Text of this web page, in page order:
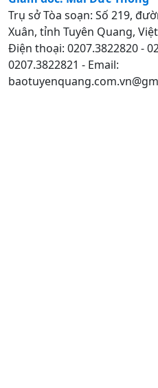
Trụ sở Tòa soạn: Số 219,
Xuân, tỉnh Tuyên Quang,
Điện thoại: 0207.3822820 -
0207.3822821 - Email: